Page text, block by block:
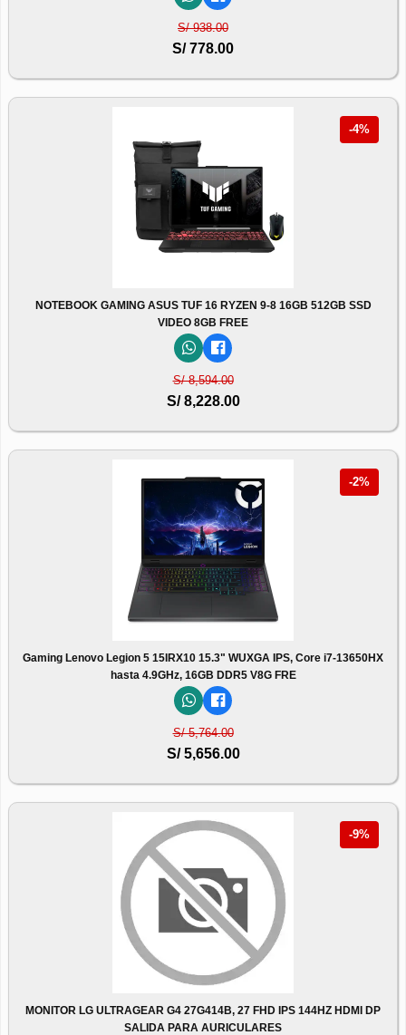
S/ 938.00
S/ 778.00
-4%
NOTEBOOK GAMING ASUS TUF 16 RYZEN 9-8 16GB 512GB SSD
VIDEO 8GB FREE
S/ 8,594.00
S/ 8,228.00
-2%
Gaming Lenovo Legion 5 15IRX10 15.3" WUXGA IPS, Core i7-13650HX
hasta 4.9GHz, 16GB DDR5 V8G FRE
S/ 5,764.00
S/ 5,656.00
-9%
MONITOR LG ULTRAGEAR G4 27G414B, 27 FHD IPS 144HZ HDMI DP
SALIDA PARA AURICULARES